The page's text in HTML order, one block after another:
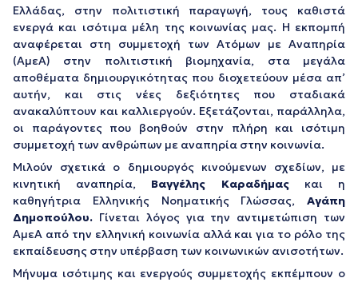
Ελλάδας, στην πολιτιστική παραγωγή, τους καθιστά
ενεργά και ισότιμα μέλη της κοινωνίας μας. Η εκπομπή
αναφέρεται στη συμμετοχή των Ατόμων με Αναπηρία
(ΑμεΑ) στην πολιτιστική βιομηχανία, στα μεγάλα
αποθέματα δημιουργικότητας που διοχετεύουν μέσα απ’
αυτήν, και στις νέες δεξιότητες που σταδιακά
ανακαλύπτουν και καλλιεργούν. Εξετάζονται, παράλληλα,
οι παράγοντες που βοηθούν στην πλήρη και ισότιμη
συμμετοχή των ανθρώπων με αναπηρία στην κοινωνία.
Μιλούν σχετικά ο δημιουργός κινούμενων σχεδίων, με
κινητική αναπηρία, Βαγγέλης Καραδήμαςκαι η
καθηγήτρια Ελληνικής Νοηματικής Γλώσσας, Αγάπη
Δημοπούλου. Γίνεται λόγος για την αντιμετώπιση των
ΑμεΑ από την ελληνική κοινωνία αλλά και για το ρόλο της
εκπαίδευσης στην υπέρβαση των κοινωνικών ανισοτήτων.
Μήνυμα ισότιμης και ενεργούς συμμετοχής εκπέμπουν ο